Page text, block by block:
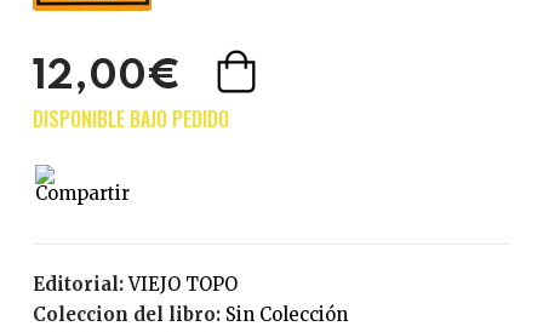
12,00€
Editorial: VIEJO TOPO
Coleccion del libro:
Sin Colección